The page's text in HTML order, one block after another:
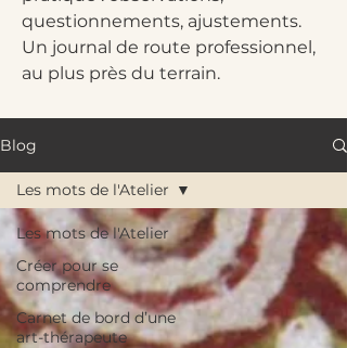
questionnements, ajustements.
Un journal de route professionnel,
au plus près du terrain.
Blog
Les mots de l'Atelier
Créer pour se
comprendre
Carnet de bord d’une
art-thérapeute
Les mots de l'Atelier